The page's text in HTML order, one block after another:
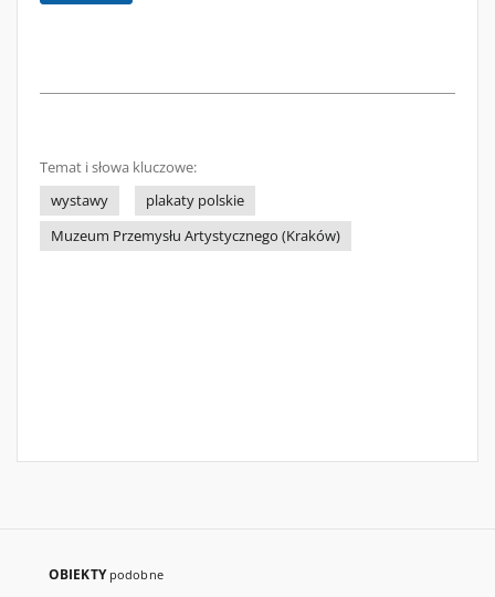
Temat i słowa kluczowe:
wystawy
plakaty polskie
Muzeum Przemysłu Artystycznego (Kraków)
OBIEKTY podobne